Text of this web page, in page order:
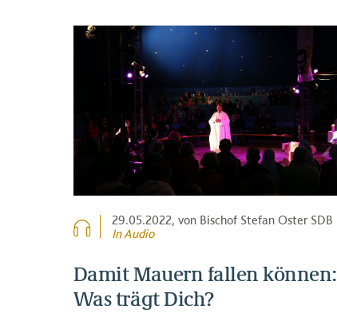
29.05.2022, von Bischof Stefan Oster SDB
In Audio
Damit Mauern fallen können:
Was trägt Dich?